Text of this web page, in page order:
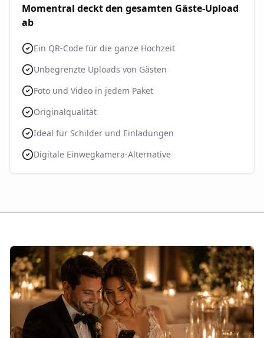
Momentral deckt den gesamten Gäste-Upload
ab
Ein QR-Code für die ganze Hochzeit
Unbegrenzte Uploads von Gästen
Foto und Video in jedem Paket
Originalqualität
Ideal für Schilder und Einladungen
Digitale Einwegkamera-Alternative